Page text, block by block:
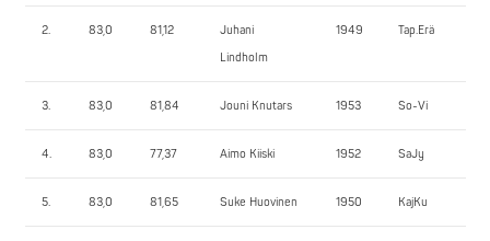
2. 83,0 81,12
Juhani
Lindholm
1949 Tap.Erä
3. 83,0 81,84 Jouni Knutars 1953 So-Vi
4. 83,0 77,37 Aimo Kiiski 1952 SaJy
5. 83,0 81,65 Suke Huovinen 1950 KajKu